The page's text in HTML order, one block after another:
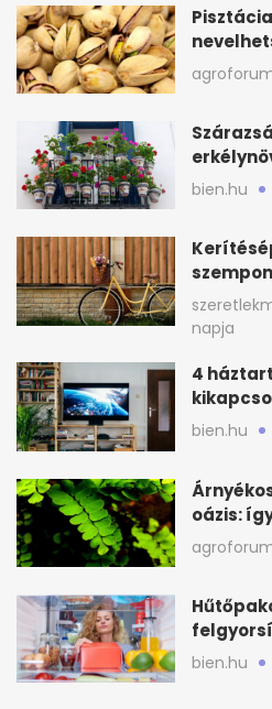
növényt
cserje a
bien.hu
napja
4
lakást
bien.hu
oázis:
zöld
zónákra
bien.hu